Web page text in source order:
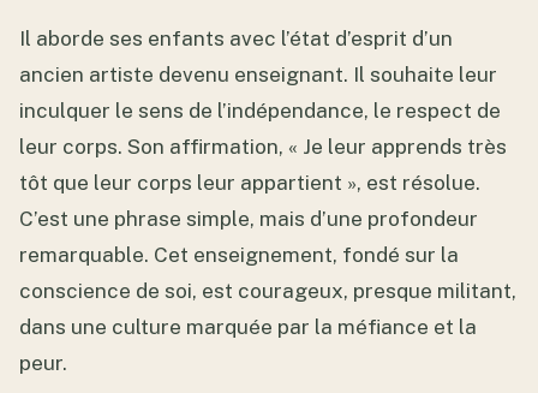
Il aborde ses enfants avec l’état d’esprit d’un
ancien artiste devenu enseignant. Il souhaite leur
inculquer le sens de l’indépendance, le respect de
leur corps. Son affirmation, « Je leur apprends très
tôt que leur corps leur appartient », est résolue.
C’est une phrase simple, mais d’une profondeur
remarquable. Cet enseignement, fondé sur la
conscience de soi, est courageux, presque militant,
dans une culture marquée par la méfiance et la
peur.